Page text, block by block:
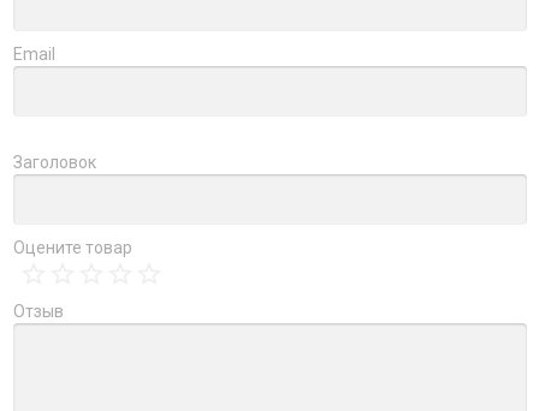
Email
Заголовок
Оцените товар
Отзыв